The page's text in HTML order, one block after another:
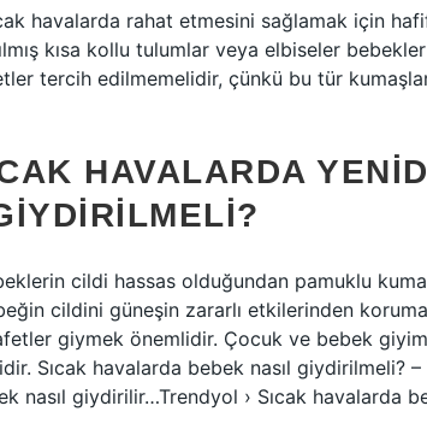
havalarda rahat etmesini sağlamak için
kısa kollu tulumlar veya elbiseler
tercih edilmemelidir, çünkü bu tür
HAVALARDA
cildi hassas olduğundan pamuklu
cildini güneşin zararlı etkilerinden
giymek önemlidir. Çocuk ve bebek
Sıcak havalarda bebek nasıl giydirilmeli?
nasıl giydirilir…Trendyol › Sıcak havalarda